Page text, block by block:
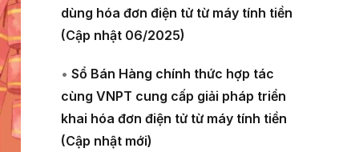
dùng hóa đơn điện tử từ máy tính tiền
(Cập nhật 06/2025)
• Sổ Bán Hàng chính thức hợp tác
cùng VNPT cung cấp giải pháp triển
khai hóa đơn điện tử từ máy tính tiền
(Cập nhật mới)